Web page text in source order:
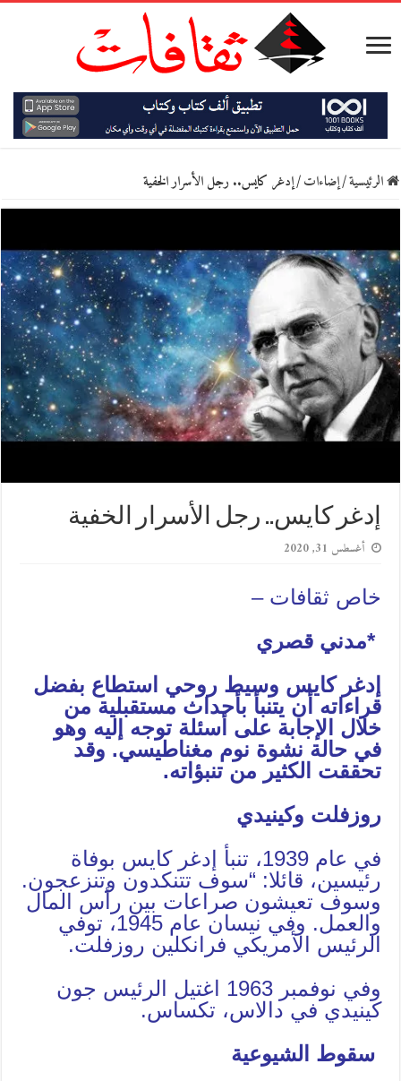
الرئيسية/إضاءات/إدغر كايس.. رجل الأسرار الخفية
إدغر كايس.. رجل الأسرار الخفية
أغسطس 31, 2020
خاص ثقافات –
*مدني قصري
إدغر كايس وسيط روحي استطاع بفضل
قراءاته أن يتنبأ بأحداث مستقبلية من
خلال الإجابة على أسئلة توجه إليه وهو
في حالة نشوة نوم مغناطيسي. وقد
تحققت الكثير من تنبؤاته.
روزفلت وكينيدي
في عام 1939، تنبأ إدغر كايس بوفاة
رئيسين، قائلا: “سوف تتنكدون وتنزعجون.
وسوف تعيشون صراعات بين رأس المال
والعمل. وفي نيسان عام 1945، توفي
الرئيس الأمريكي فرانكلين روزفلت.
وفي نوفمبر 1963 اغتيل الرئيس جون
كينيدي في دالاس، تكساس.
سقوط الشيوعية